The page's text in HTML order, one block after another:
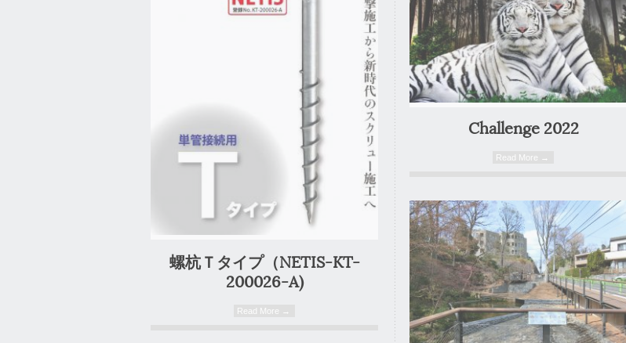
0 Comment
0 Comment
Challenge 2022
Read More →
螺杭Ｔタイプ（NETIS-KT-
200026-A)
Read More →